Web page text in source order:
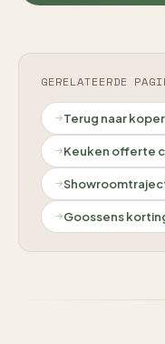
GERELATEERDE
Terug naar
Keuken offerte
Goossens